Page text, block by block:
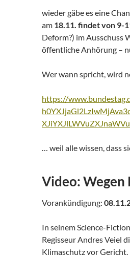
wieder gäbe es eine
am 18.11. findet von 9-
Deform?) im Ausschuss
öffentliche Anhörung –
Wer wann spricht, wird
https://
… weil alle wissen, dass
Video:
Vorankündigung:
In seinem Science-
Regisseur Andres Veiel
Klimaschutz vor